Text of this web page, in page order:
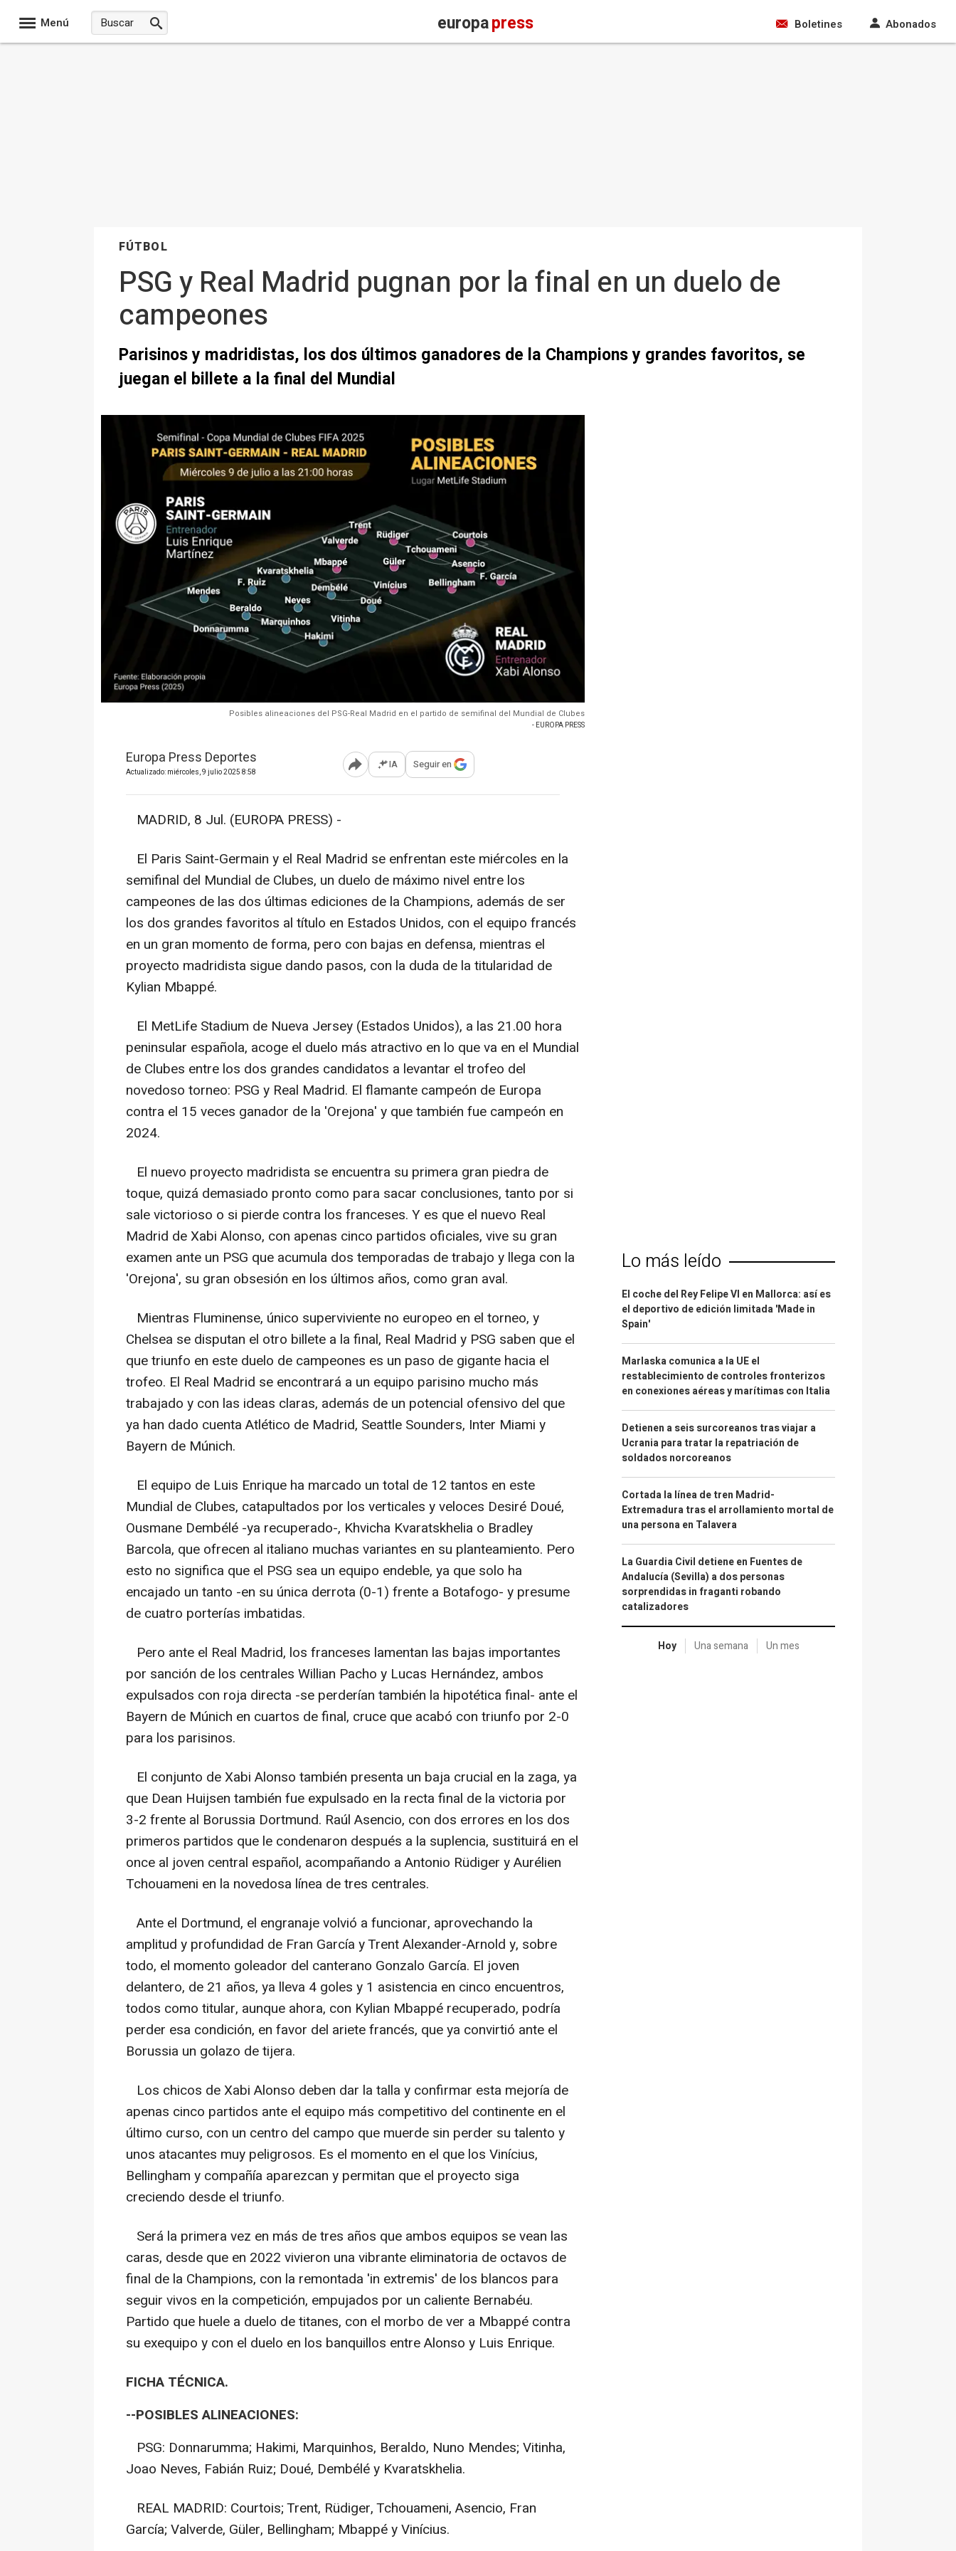
Menú europapress Boletines Abonados
FÚTBOL
PSG y Real Madrid pugnan por la final en un duelo de
campeones
Parisinos y madridistas, los dos últimos ganadores de la Champions y grandes favoritos, se
juegan el billete a la final del Mundial
Posibles alineaciones del PSG-Real Madrid en el partido de semifinal del Mundial de Clubes
- EUROPA PRESS
Europa Press Deportes
Actualizado: miércoles, 9 julio 2025 8:58 Abrir opciones para compartir
IA Seguir en
MADRID, 8 Jul. (EUROPA PRESS) -
El Paris Saint-Germain y el Real Madrid se enfrentan este miércoles en la
semifinal del Mundial de Clubes, un duelo de máximo nivel entre los
campeones de las dos últimas ediciones de la Champions, además de ser
los dos grandes favoritos al título en Estados Unidos, con el equipo francés
en un gran momento de forma, pero con bajas en defensa, mientras el
proyecto madridista sigue dando pasos, con la duda de la titularidad de
Kylian Mbappé.
El MetLife Stadium de Nueva Jersey (Estados Unidos), a las 21.00 hora
peninsular española, acoge el duelo más atractivo en lo que va en el Mundial
de Clubes entre los dos grandes candidatos a levantar el trofeo del
novedoso torneo: PSG y Real Madrid. El flamante campeón de Europa
contra el 15 veces ganador de la 'Orejona' y que también fue campeón en
2024.
El nuevo proyecto madridista se encuentra su primera gran piedra de
toque, quizá demasiado pronto como para sacar conclusiones, tanto por si
sale victorioso o si pierde contra los franceses. Y es que el nuevo Real
Madrid de Xabi Alonso, con apenas cinco partidos oficiales, vive su gran
examen ante un PSG que acumula dos temporadas de trabajo y llega con la
'Orejona', su gran obsesión en los últimos años, como gran aval.
Mientras Fluminense, único superviviente no europeo en el torneo, y
Chelsea se disputan el otro billete a la final, Real Madrid y PSG saben que el
que triunfo en este duelo de campeones es un paso de gigante hacia el
trofeo. El Real Madrid se encontrará a un equipo parisino mucho más
trabajado y con las ideas claras, además de un potencial ofensivo del que
ya han dado cuenta Atlético de Madrid, Seattle Sounders, Inter Miami y
Bayern de Múnich.
El equipo de Luis Enrique ha marcado un total de 12 tantos en este
Mundial de Clubes, catapultados por los verticales y veloces Desiré Doué,
Ousmane Dembélé -ya recuperado-, Khvicha Kvaratskhelia o Bradley
Barcola, que ofrecen al italiano muchas variantes en su planteamiento. Pero
esto no significa que el PSG sea un equipo endeble, ya que solo ha
encajado un tanto -en su única derrota (0-1) frente a Botafogo- y presume
de cuatro porterías imbatidas.
Pero ante el Real Madrid, los franceses lamentan las bajas importantes
por sanción de los centrales Willian Pacho y Lucas Hernández, ambos
expulsados con roja directa -se perderían también la hipotética final- ante el
Bayern de Múnich en cuartos de final, cruce que acabó con triunfo por 2-0
para los parisinos.
El conjunto de Xabi Alonso también presenta un baja crucial en la zaga, ya
que Dean Huijsen también fue expulsado en la recta final de la victoria por
3-2 frente al Borussia Dortmund. Raúl Asencio, con dos errores en los dos
primeros partidos que le condenaron después a la suplencia, sustituirá en el
once al joven central español, acompañando a Antonio Rüdiger y Aurélien
Tchouameni en la novedosa línea de tres centrales.
Ante el Dortmund, el engranaje volvió a funcionar, aprovechando la
amplitud y profundidad de Fran García y Trent Alexander-Arnold y, sobre
todo, el momento goleador del canterano Gonzalo García. El joven
delantero, de 21 años, ya lleva 4 goles y 1 asistencia en cinco encuentros,
todos como titular, aunque ahora, con Kylian Mbappé recuperado, podría
perder esa condición, en favor del ariete francés, que ya convirtió ante el
Borussia un golazo de tijera.
Los chicos de Xabi Alonso deben dar la talla y confirmar esta mejoría de
apenas cinco partidos ante el equipo más competitivo del continente en el
último curso, con un centro del campo que muerde sin perder su talento y
unos atacantes muy peligrosos. Es el momento en el que los Vinícius,
Bellingham y compañía aparezcan y permitan que el proyecto siga
creciendo desde el triunfo.
Será la primera vez en más de tres años que ambos equipos se vean las
caras, desde que en 2022 vivieron una vibrante eliminatoria de octavos de
final de la Champions, con la remontada 'in extremis' de los blancos para
seguir vivos en la competición, empujados por un caliente Bernabéu.
Partido que huele a duelo de titanes, con el morbo de ver a Mbappé contra
su exequipo y con el duelo en los banquillos entre Alonso y Luis Enrique.
FICHA TÉCNICA.
--POSIBLES ALINEACIONES:
PSG: Donnarumma; Hakimi, Marquinhos, Beraldo, Nuno Mendes; Vitinha,
Joao Neves, Fabián Ruiz; Doué, Dembélé y Kvaratskhelia.
REAL MADRID: Courtois; Trent, Rüdiger, Tchouameni, Asencio, Fran
García; Valverde, Güler, Bellingham; Mbappé y Vinícius.
Lo más leído
El coche del Rey Felipe VI en Mallorca: así es
el deportivo de edición limitada 'Made in
Spain'
Marlaska comunica a la UE el
restablecimiento de controles fronterizos
en conexiones aéreas y marítimas con Italia
Detienen a seis surcoreanos tras viajar a
Ucrania para tratar la repatriación de
soldados norcoreanos
Cortada la línea de tren Madrid-
Extremadura tras el arrollamiento mortal de
una persona en Talavera
La Guardia Civil detiene en Fuentes de
Andalucía (Sevilla) a dos personas
sorprendidas in fraganti robando
catalizadores
Hoy Una semana Un mes